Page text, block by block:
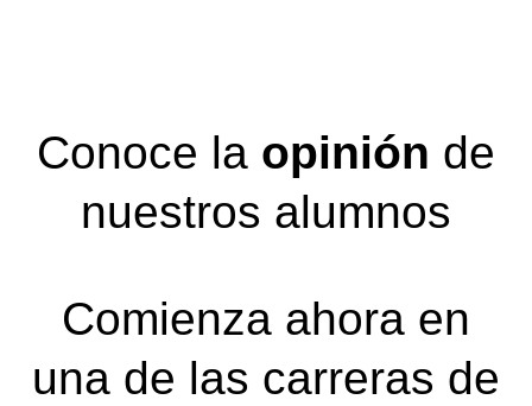
Conoce la opinión de
nuestros alumnos
Comienza ahora en
una de las carreras de